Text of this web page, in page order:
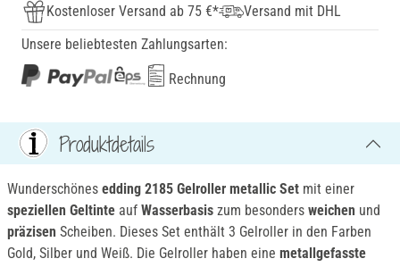
Kostenloser Versand ab 75 €*
Versand mit DHL
Unsere beliebtesten Zahlungsarten:
Rechnung
Produktdetails
Wunderschönes edding 2185 Gelroller metallic Set mit einer
speziellen Geltinte auf Wasserbasis zum besonders weichen und
präzisen Scheiben. Dieses Set enthält 3 Gelroller in den Farben
Gold, Silber und Weiß. Die Gelroller haben eine metallgefasste